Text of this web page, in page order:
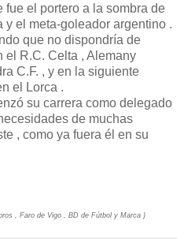
fue el portero a la sombra de
el meta-goleador argentino .
que no dispondría de
el R.C. Celta , Alemany
C.F. , y en la siguiente
el Lorca .
su carrera como delegado
de muchas
, como ya fuera él en su
, Faro de Vigo , BD de Fútbol y Marca )